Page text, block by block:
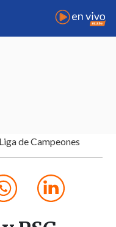
Liga de Campeones